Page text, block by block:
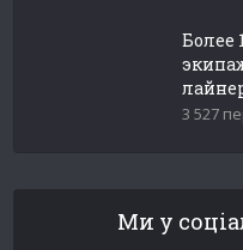
Более
3 527
Ми у